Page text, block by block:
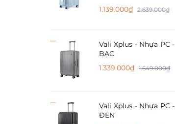
1.139.000₫ 2.639.000₫
Vali Xplus - Nhựa PC -
BẠC
1.339.000₫ 1.649.000₫
Vali Xplus - Nhựa PC -
ĐEN